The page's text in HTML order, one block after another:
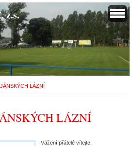
z.s.
LÁZNÍ
LÁZNÍ
Vážení přátelé vítejte,